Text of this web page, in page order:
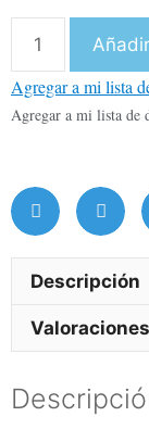
Agregar a mi lista
Agregar a mi lista de
Descripción